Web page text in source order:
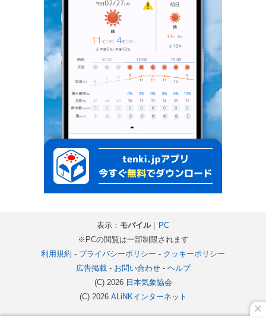
×
表示： モバイル｜
PC
※PCの閲覧は一部制限されます
利用規約 - プライバシーポリシー - クッキーポリシー
広告掲載- お問い合わせ- ヘルプ
(C) 2026 日本気象協会
(C) 2026 ALiNKインターネット